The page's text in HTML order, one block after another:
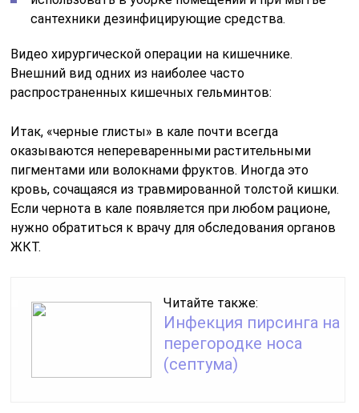
сантехники дезинфицирующие средства.
Видео хирургической операции на кишечнике.
Внешний вид одних из наиболее часто
распространенных кишечных гельминтов:
Итак, «черные глисты» в кале почти всегда
оказываются непереваренными растительными
пигментами или волокнами фруктов. Иногда это
кровь, сочащаяся из травмированной толстой кишки.
Если чернота в кале появляется при любом рационе,
нужно обратиться к врачу для обследования органов
ЖКТ.
Читайте также:
Инфекция пирсинга на
перегородке носа
(септума)